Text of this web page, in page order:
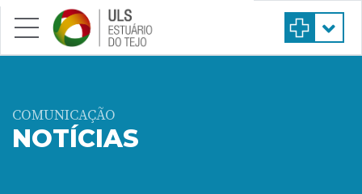
Saltar para conteúdo principal
COMUNICAÇÃO
NOTÍCIAS